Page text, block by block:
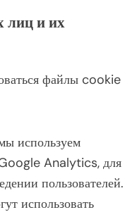
лиц и их
файлы cookie
используем
Analytics, для
пользователей.
использовать